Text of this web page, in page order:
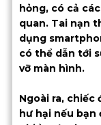
hỏng, có cả
quan. Tai nạn
dụng
có thể dẫn tới
vỡ màn hình.
Ngoài ra,
hư hại nếu